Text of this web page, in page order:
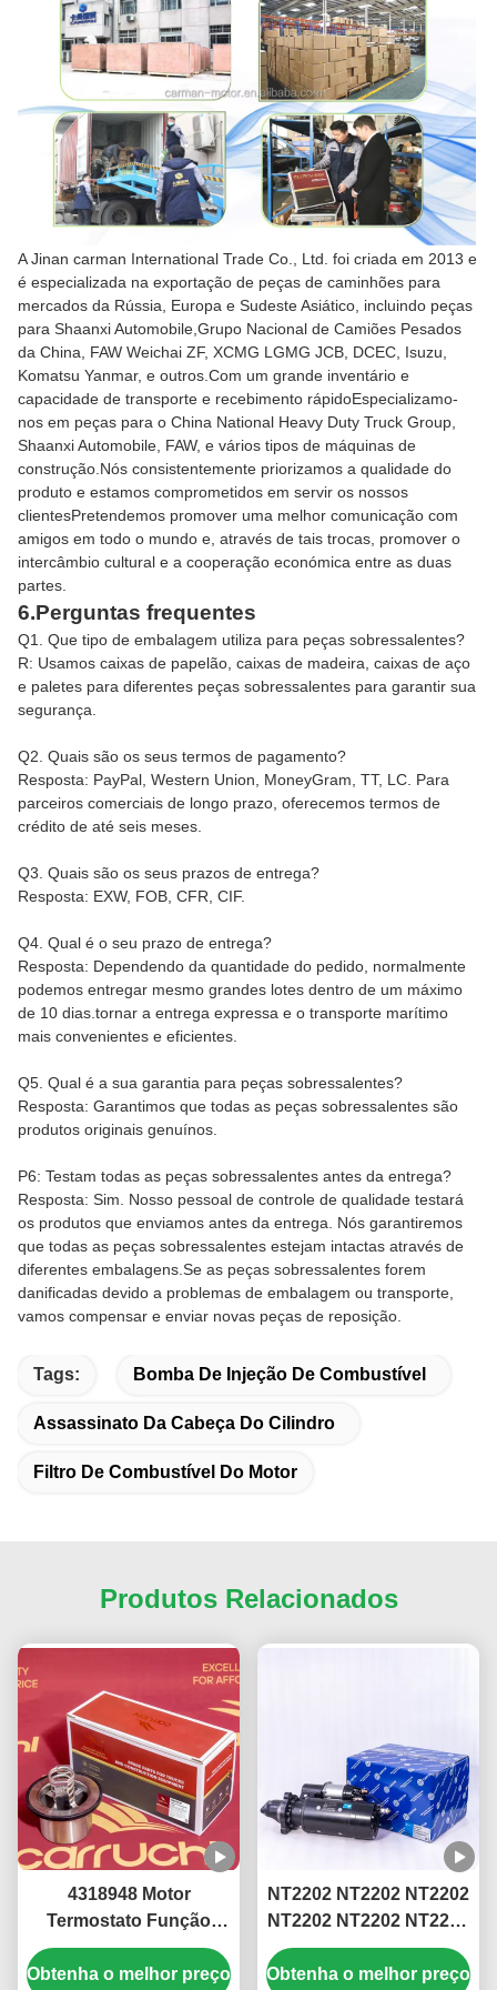
A Jinan carman International Trade Co., Ltd. foi criada em 2013 e
é especializada na exportação de peças de caminhões para
mercados da Rússia, Europa e Sudeste Asiático, incluindo peças
para Shaanxi Automobile,Grupo Nacional de Camiões Pesados
da China, FAW Weichai ZF, XCMG LGMG JCB, DCEC, Isuzu,
Komatsu Yanmar, e outros.Com um grande inventário e
capacidade de transporte e recebimento rápidoEspecializamo-
nos em peças para o China National Heavy Duty Truck Group,
Shaanxi Automobile, FAW, e vários tipos de máquinas de
construção.Nós consistentemente priorizamos a qualidade do
produto e estamos comprometidos em servir os nossos
clientesPretendemos promover uma melhor comunicação com
amigos em todo o mundo e, através de tais trocas, promover o
intercâmbio cultural e a cooperação económica entre as duas
partes.
6.Perguntas frequentes
Q1. Que tipo de embalagem utiliza para peças sobressalentes?
R: Usamos caixas de papelão, caixas de madeira, caixas de aço
e paletes para diferentes peças sobressalentes para garantir sua
segurança.
Q2. Quais são os seus termos de pagamento?
Resposta: PayPal, Western Union, MoneyGram, TT, LC. Para
parceiros comerciais de longo prazo, oferecemos termos de
crédito de até seis meses.
Q3. Quais são os seus prazos de entrega?
Resposta: EXW, FOB, CFR, CIF.
Q4. Qual é o seu prazo de entrega?
Resposta: Dependendo da quantidade do pedido, normalmente
podemos entregar mesmo grandes lotes dentro de um máximo
de 10 dias.tornar a entrega expressa e o transporte marítimo
mais convenientes e eficientes.
Q5. Qual é a sua garantia para peças sobressalentes?
Resposta: Garantimos que todas as peças sobressalentes são
produtos originais genuínos.
P6: Testam todas as peças sobressalentes antes da entrega?
Resposta: Sim. Nosso pessoal de controle de qualidade testará
os produtos que enviamos antes da entrega. Nós garantiremos
que todas as peças sobressalentes estejam intactas através de
diferentes embalagens.Se as peças sobressalentes forem
danificadas devido a problemas de embalagem ou transporte,
vamos compensar e enviar novas peças de reposição.
Tags: Bomba De Injeção De Combustível
Assassinato Da Cabeça Do Cilindro
Filtro De Combustível Do Motor
Produtos Relacionados
4318948 Motor
Termostato Função
suave Resistência à
temperatura
Obtenha o melhor preço
NT2202 NT2202 NT2202
NT2202 NT2202 NT2202
NT2202 NT2202 NT2202
NT2202 NT2202 NT2202
Obtenha o melhor preço